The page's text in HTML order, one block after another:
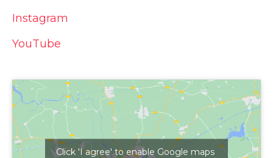
Instagram
YouTube
Click 'I agree' to enable Google maps